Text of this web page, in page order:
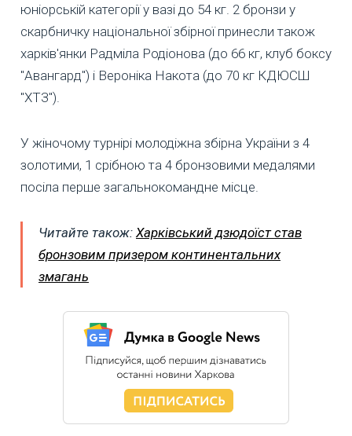
юніорській категорії у вазі до 54 кг. 2 бронзи у
скарбничку національної збірної принесли також
харків'янки Радміла Родіонова (до 66 кг, клуб боксу
"Авангард") і Вероніка Накота (до 70 кг КДЮСШ
"ХТЗ").
У жіночому турнірі молодіжна збірна України з 4
золотими, 1 срібною та 4 бронзовими медалями
посіла перше загальнокомандне місце.
Читайте також: Харківський дзюдоїст став
бронзовим призером континентальних
змагань